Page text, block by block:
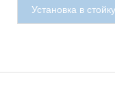
Установка в